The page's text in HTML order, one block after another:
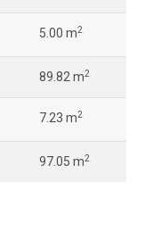
5.00 m2
89.82 m2
7.23 m2
97.05 m2